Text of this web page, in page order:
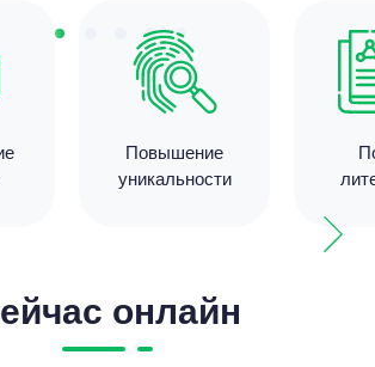
Повышение
уникальности
онлайн
7 дней
работы
50%